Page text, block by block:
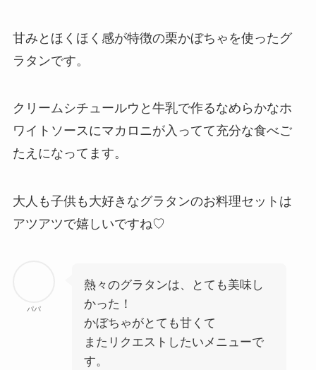
甘みとほくほく感が特徴の栗かぼちゃを使ったグ
ラタンです。
クリームシチュールウと牛乳で作るなめらかなホ
ワイトソースにマカロニが入ってて充分な食べご
たえになってます。
大人も子供も大好きなグラタンのお料理セットは
アツアツで嬉しいですね♡
パパ
熱々のグラタンは、とても美味し
かった！
かぼちゃがとても甘くて
またリクエストしたいメニューで
す。